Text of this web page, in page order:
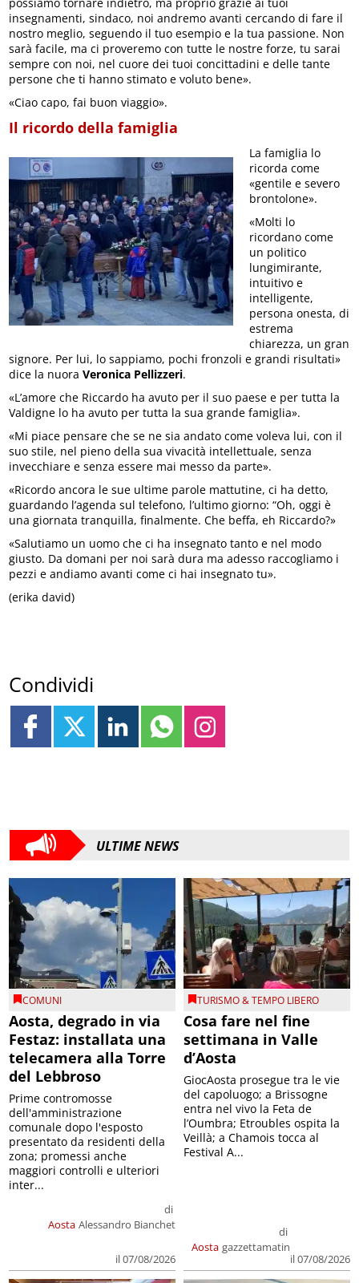
insegnamenti, sindaco, noi andremo avanti cercando di fare il
nostro meglio, seguendo il tuo esempio e la tua passione. Non
sarà facile, ma ci proveremo con tutte le nostre forze, tu sarai
sempre con noi, nel cuore dei tuoi concittadini e delle tante
persone che ti hanno stimato e voluto bene».
«Ciao capo, fai buon viaggio».
Il ricordo della famiglia
La famiglia lo
ricorda come
«gentile e severo
brontolone».
«Molti lo
ricordano come
un politico
lungimirante,
intuitivo e
intelligente,
persona onesta, di
estrema
chiarezza, un gran
signore. Per lui, lo sappiamo, pochi fronzoli e grandi risultati»
dice la nuoraVeronica Pellizzeri.
«L’amore che Riccardo ha avuto per il suo paese e per tutta la
Valdigne lo ha avuto per tutta la sua grande famiglia».
«Mi piace pensare che se ne sia andato come voleva lui, con il
suo stile, nel pieno della sua vivacità intellettuale, senza
invecchiare e senza essere mai messo da parte».
«Ricordo ancora le sue ultime parole mattutine, ci ha detto,
guardando l’agenda sul telefono, l’ultimo giorno: “Oh, oggi è
una giornata tranquilla, finalmente. Che beffa, eh Riccardo?»
«Salutiamo un uomo che ci ha insegnato tanto e nel modo
giusto. Da domani per noi sarà dura ma adesso raccogliamo i
pezzi e andiamo avanti come ci hai insegnato tu».
(erika david)
Condividi
ULTIME NEWS
COMUNI
Aosta, degrado in via
Festaz: installata una
telecamera alla Torre
del Lebbroso
Aosta
di
Alessandro Bianchet
il 07/08/2026
Prime contromosse
dell'amministrazione
comunale dopo l'esposto
presentato da residenti della
zona; promessi anche
maggiori controlli e ulteriori
inter...
TURISMO & TEMPO LIBERO
Cosa fare nel fine
settimana in Valle
d’Aosta
Aosta
di
gazzettamatin
il 07/08/2026
GiocAosta prosegue tra le vie
del capoluogo; a Brissogne
entra nel vivo la Feta de
l’Oumbra; Etroubles ospita la
Veillà; a Chamois tocca al
Festival A...